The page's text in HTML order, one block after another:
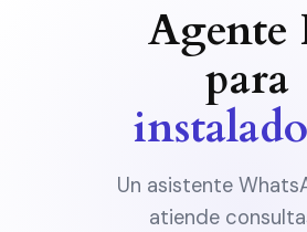
Agente
para
Un asistente
atiende